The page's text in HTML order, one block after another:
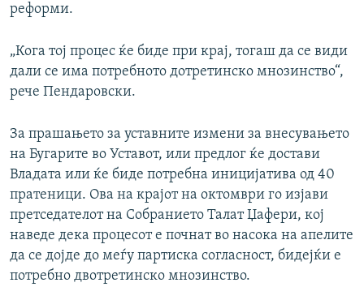
реформи.
„Кога тој процес ќе биде при крај, тогаш да се види
дали се има потребното дотретинско мнозинство“,
рече Пендаровски.
За прашањето за уставните измени за внесувањето
на Бугарите во Уставот, или предлог ќе достави
Владата или ќе биде потребна иницијатива од 40
пратеници. Ова на крајот на октомври го изјави
претседателот на Собранието Талат Џафери, кој
наведе дека процесот е почнат во насока на апелите
да се дојде до меѓу партиска согласност, бидејќи е
потребно двотретинско мнозинство.